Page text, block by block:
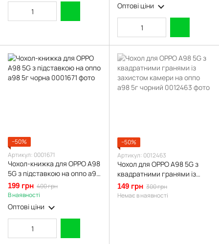
Оптові ціни
−50%
Артикул: 0001671
Чохол-книжка для OPPO A98
5G з підставкою на оппо а98
5г чорна
199 грн 400 грн
В наявності
Оптові ціни
−50%
Артикул: 0012463
Чохол для OPPO A98 5G з
квадратними гранями із
захистом камери на оппо
а98 5г чорний
149 грн 300 грн
Немає в наявності